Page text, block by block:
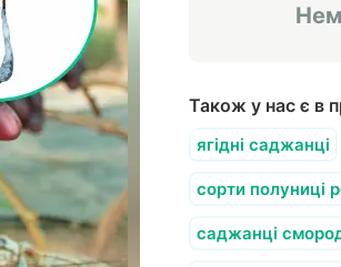
Також у нас є в
ягідні саджанці
сорти полуниці
саджанці